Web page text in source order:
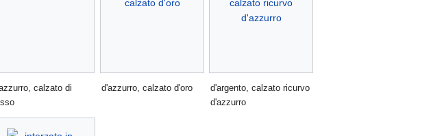
calzato di
d'azzurro, calzato d'oro
d'argento, calzato ricurvo
d'azzurro